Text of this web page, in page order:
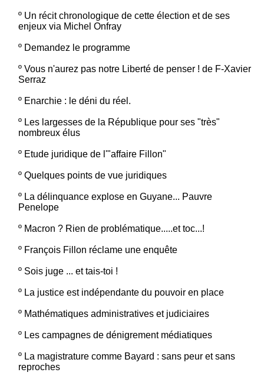
º Un récit chronologique de cette élection et de ses
enjeux via Michel Onfray
º Demandez le programme
º Vous n'aurez pas notre Liberté de penser ! de F-Xavier
Serraz
º Enarchie : le déni du réel.
º Les largesses de la République pour ses "très"
nombreux élus
º Etude juridique de l'"affaire Fillon"
º Quelques points de vue juridiques
º La délinquance explose en Guyane... Pauvre
Penelope
º Macron ? Rien de problématique.....et toc...!
º François Fillon réclame une enquête
º Sois juge ... et tais-toi !
º La justice est indépendante du pouvoir en place
º Mathématiques administratives et judiciaires
º Les campagnes de dénigrement médiatiques
º La magistrature comme Bayard : sans peur et sans
reproches